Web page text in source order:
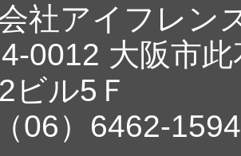
社アイフレン
0012 大阪市
ビル5Ｆ
06）6462-